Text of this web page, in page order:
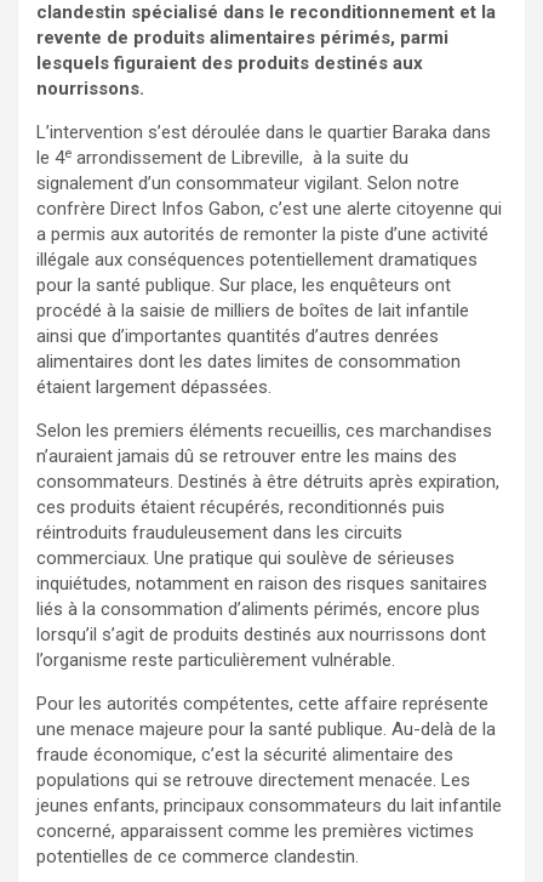
clandestin spécialisé dans le reconditionnement et la
revente de produits alimentaires périmés, parmi
lesquels figuraient des produits destinés aux
nourrissons.
L’intervention s’est déroulée dans le quartier Baraka dans
le 4e arrondissement de Libreville, à la suite du
signalement d’un consommateur vigilant. Selon notre
confrère Direct Infos Gabon, c’est une alerte citoyenne qui
a permis aux autorités de remonter la piste d’une activité
illégale aux conséquences potentiellement dramatiques
pour la santé publique. Sur place, les enquêteurs ont
procédé à la saisie de milliers de boîtes de lait infantile
ainsi que d’importantes quantités d’autres denrées
alimentaires dont les dates limites de consommation
étaient largement dépassées.
Selon les premiers éléments recueillis, ces marchandises
n’auraient jamais dû se retrouver entre les mains des
consommateurs. Destinés à être détruits après expiration,
ces produits étaient récupérés, reconditionnés puis
réintroduits frauduleusement dans les circuits
commerciaux. Une pratique qui soulève de sérieuses
inquiétudes, notamment en raison des risques sanitaires
liés à la consommation d’aliments périmés, encore plus
lorsqu’il s’agit de produits destinés aux nourrissons dont
l’organisme reste particulièrement vulnérable.
Pour les autorités compétentes, cette affaire représente
une menace majeure pour la santé publique. Au-delà de la
fraude économique, c’est la sécurité alimentaire des
populations qui se retrouve directement menacée. Les
jeunes enfants, principaux consommateurs du lait infantile
concerné, apparaissent comme les premières victimes
potentielles de ce commerce clandestin.